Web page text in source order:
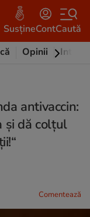
SusțineContCaută
Opinii
antivaccin:
și dă colțul
Comentează